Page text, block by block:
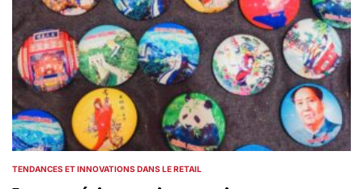
POSTED
TENDANCES ET INNOVATIONS DANS LE RETAIL